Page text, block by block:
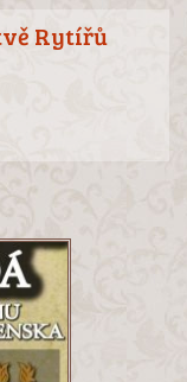
Rytířů